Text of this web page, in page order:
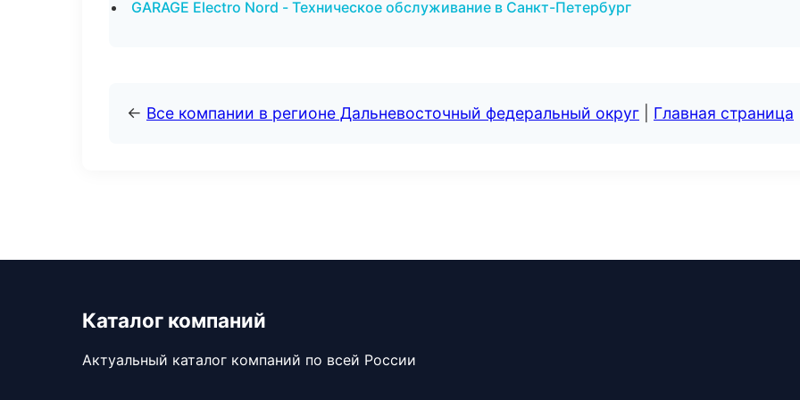
GARAGE Electro Nord - Техническое обслуживание в Санкт-Петербург
← Все компании в регионе Дальневосточный федеральный округ Главная страница
Каталог компаний
Актуальный каталог компаний по всей России